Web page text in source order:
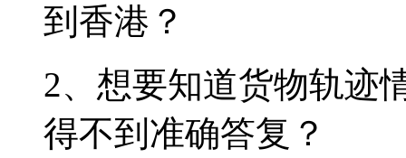
到香港？
2、想要知道货物轨迹
得不到准确答复？